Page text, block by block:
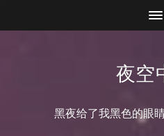
夜空
黑夜给了我黑色的眼